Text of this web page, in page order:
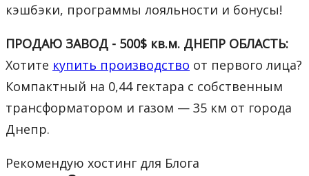
кэшбэки, программы лояльности и бонусы!
ПРОДАЮ ЗАВОД - 500$ кв.м. ДНЕПР ОБЛАСТЬ:
Хотите купить производство от первого лица?
Компактный на 0,44 гектара с собственным
трансформатором и газом — 35 км от города
Днепр.
Рекомендую хостинг для Блога